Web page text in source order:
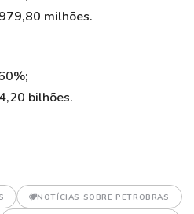
milhões.
bilhões.
NOTÍCIAS SOBRE PETROBRAS